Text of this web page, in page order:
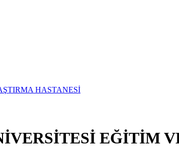
EĞİTİM